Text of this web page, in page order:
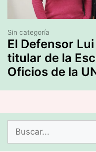
El Defensor
titular de la
Oficios de la
Sin categoría
Buscar: